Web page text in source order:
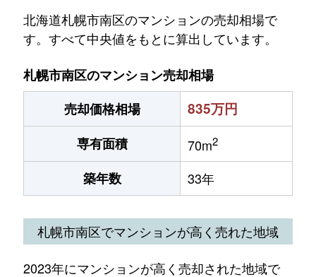
北海道札幌市南区のマンションの売却相場で
す。すべて中央値をもとに算出しています。
札幌市南区のマンション売却相場
売却価格相場
835万円
専有面積 70m2
築年数 33年
札幌市南区でマンションが高く売れた地域
2023年にマンションが高く売却された地域で